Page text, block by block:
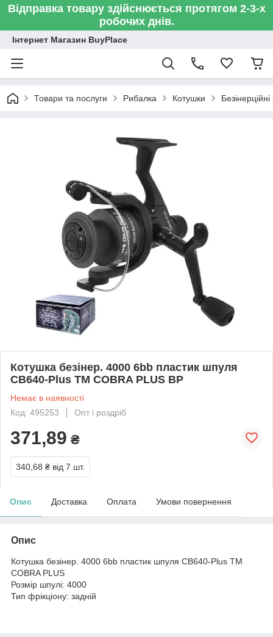
Відправка товару здійснюється протягом 2-3-х
робочих днів.
Інтернет Магазин BuyPlace
Товари та послуги Рибалка Котушки
Котушка безiнер. 4000 6bb пластик шпуля
CB640-Plus ТМ COBRA PLUS BP
Немає в наявності
Код: 495253
Опт і роздріб
371,89 ₴
340,68 ₴ від 7 шт.
Опис Доставка Оплата Умови повернення
Опис
Котушка безiнер. 4000 6bb пластик шпуля CB640-Plus ТМ
COBRA PLUS
Розмір шпулі: 4000
Тип фрікціону: задній